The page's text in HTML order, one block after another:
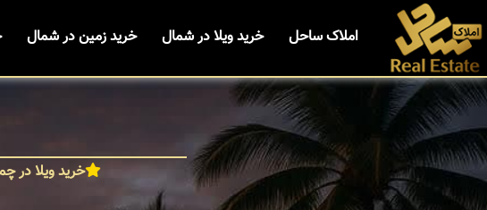
املاک ساحل خرید ویلا در شمال خرید زمین در شمال
خرید ویلا در